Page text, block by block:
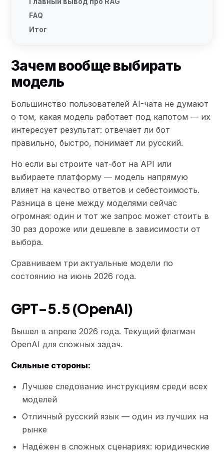
FAQ
Итог
Зачем вообще выбирать
модель
Большинство пользователей AI-чата не думают
о том, какая модель работает под капотом — их
интересует результат: отвечает ли бот
правильно, быстро, понимает ли русский.
Но если вы строите чат-бот на API или
выбираете платформу — модель напрямую
влияет на качество ответов и себестоимость.
Разница в цене между моделями сейчас
огромная: один и тот же запрос может стоить в
30 раз дороже или дешевле в зависимости от
выбора.
Сравниваем три актуальные модели по
состоянию на июнь 2026 года.
GPT-5.5 (OpenAI)
Вышел в апреле 2026 года. Текущий флагман
OpenAI для сложных задач.
Сильные стороны:
Лучшее следование инструкциям среди всех
моделей
Отличный русский язык — один из лучших на
рынке
Надёжен в сложных сценариях: юридические